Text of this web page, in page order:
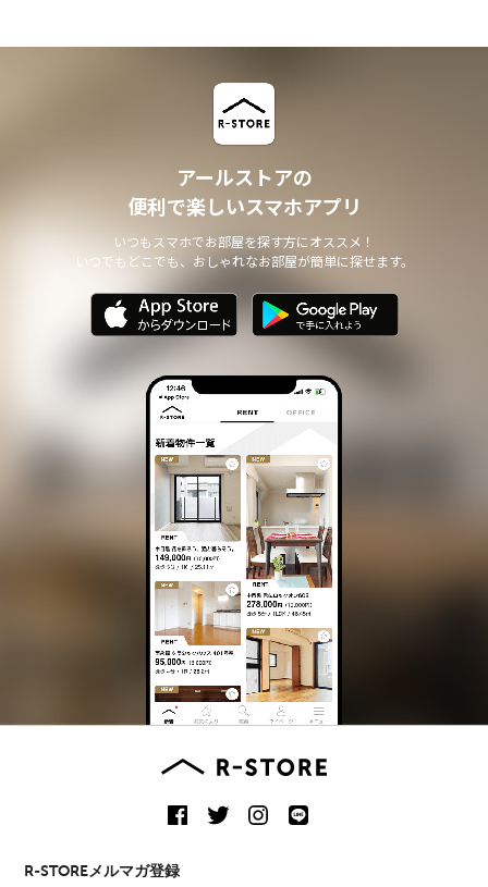
アールストアの
便利で楽しいスマホアプリ
いつもスマホでお部屋を探す方にオススメ！
いつでもどこでも、おしゃれなお部屋が簡単に探せます。
R-STOREメルマガ登録